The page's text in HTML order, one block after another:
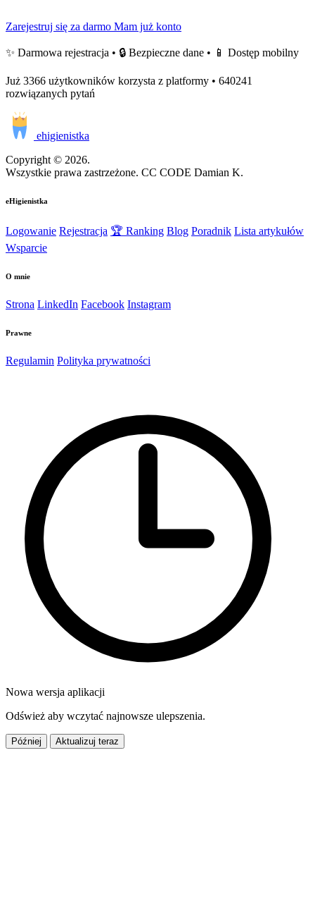
Zarejestruj się za darmo Mam już konto
✨ Darmowa rejestracja • 🔒 Bezpieczne dane • 📱 Dostęp mobilny
Już 3366 użytkowników korzysta z platformy • 640241
rozwiązanych pytań
ehigienistka
Copyright © 2026.
Wszystkie prawa zastrzeżone. CC CODE Damian K.
eHigienistka
Logowanie Rejestracja 🏆 Ranking Blog Poradnik Lista artykułów
Wsparcie
O mnie
Strona LinkedIn Facebook Instagram
Prawne
Regulamin Polityka prywatności
Nowa wersja aplikacji
Odśwież aby wczytać najnowsze ulepszenia.
Później Aktualizuj teraz